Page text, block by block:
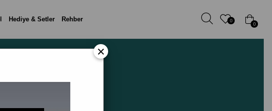
Hediye & Setler Rehber 0
0
×